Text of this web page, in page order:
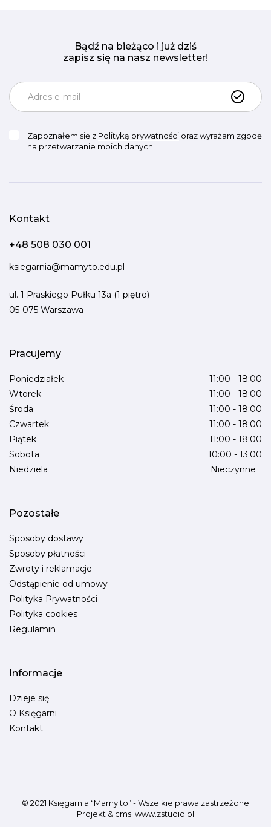
Bądź na bieżąco i już dziś
zapisz się na nasz newsletter!
Zapoznałem się z Polityką prywatności oraz wyrażam zgodę
na przetwarzanie moich danych.
Kontakt
+48 508 030 001
ksiegarnia@mamyto.edu.pl
ul. 1 Praskiego Pułku 13a (1 piętro)
05-075 Warszawa
Pracujemy
Poniedziałek
11:00 - 18:00
Wtorek
11:00 - 18:00
Środa
11:00 - 18:00
Czwartek
11:00 - 18:00
Piątek
11:00 - 18:00
Sobota
10:00 - 13:00
Niedziela
Nieczynne
Pozostałe
Sposoby dostawy
Sposoby płatności
Zwroty i reklamacje
Odstąpienie od umowy
Polityka Prywatności
Polityka cookies
Regulamin
Informacje
Dzieje się
O Księgarni
Kontakt
© 2021 Księgarnia “Mamy to” - Wszelkie prawa zastrzeżone
Projekt & cms: www.zstudio.pl